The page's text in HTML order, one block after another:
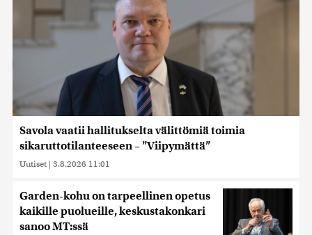
Savola vaatii hallitukselta välittömiä toimia
sikaruttotilanteeseen – ”Viipymättä”
Uutiset | 3.8.2026 11:01
Garden-kohu on tarpeellinen opetus
kaikille puolueille, keskustakonkari
sanoo MT:ssä